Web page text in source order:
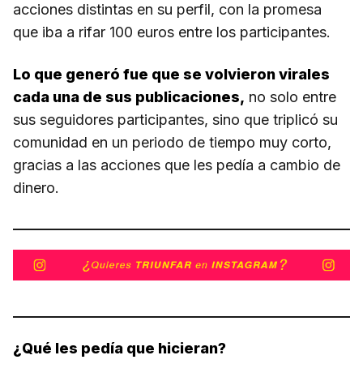
acciones distintas en su perfil, con la promesa
que iba a rifar 100 euros entre los participantes.
Lo que generó fue que se volvieron virales
cada una de sus publicaciones, no solo entre
sus seguidores participantes, sino que triplicó su
comunidad en un periodo de tiempo muy corto,
gracias a las acciones que les pedía a cambio de
dinero.
¿Qué les pedía que hicieran?